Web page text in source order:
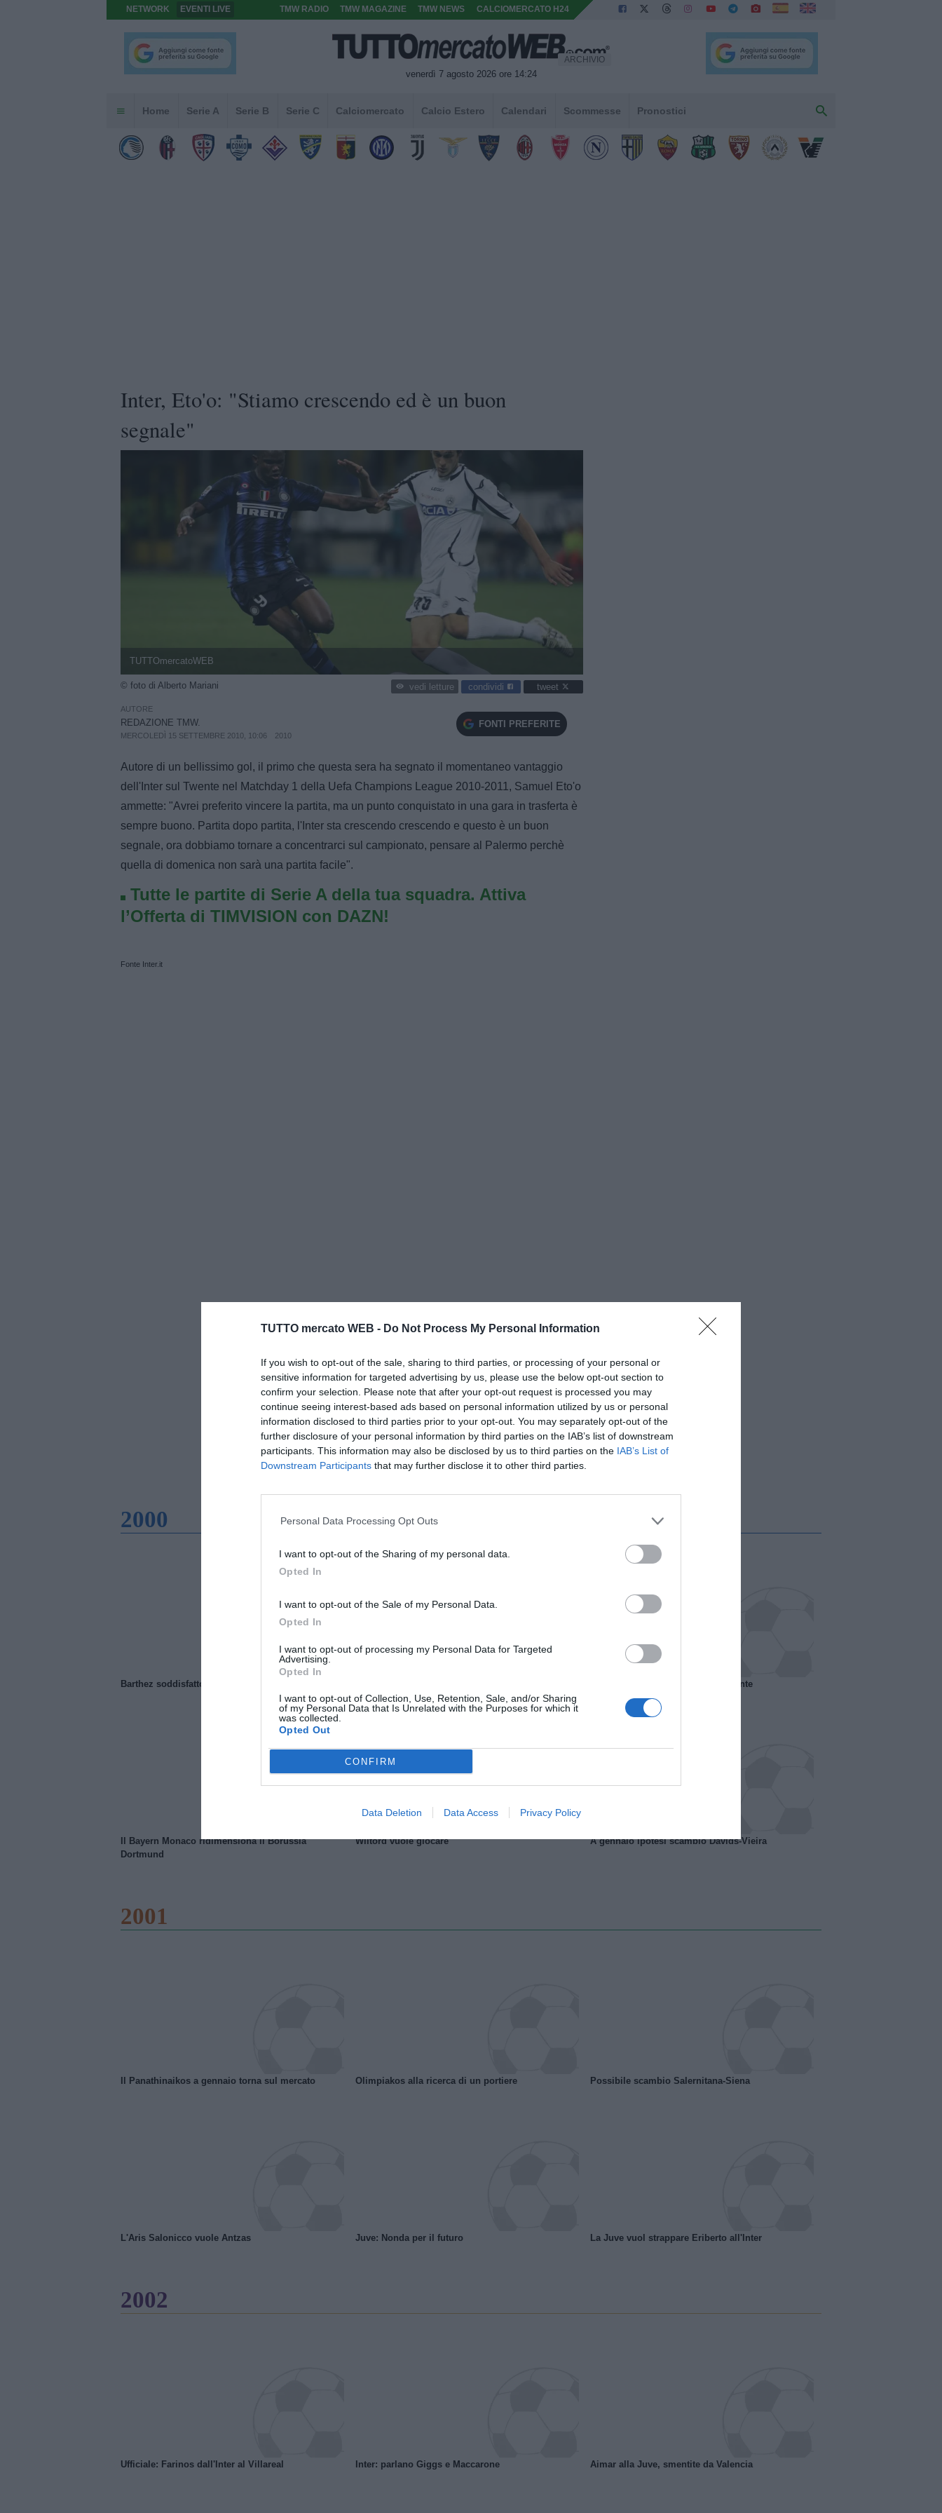
TUTTO mercato WEB - Do Not Process My Personal Information
If you wish to opt-out of the sale, sharing to third parties, or processing of your personal or
sensitive information for targeted advertising by us, please use the below opt-out section to
confirm your selection. Please note that after your opt-out request is processed you may
continue seeing interest-based ads based on personal information utilized by us or personal
information disclosed to third parties prior to your opt-out. You may separately opt-out of the
further disclosure of your personal information by third parties on the IAB’s list of downstream
participants. This information may also be disclosed by us to third parties on the IAB’s List of
Downstream Participants that may further disclose it to other third parties.
Personal Data Processing Opt Outs
I want to opt-out of the Sharing of my personal data.
Opted In
I want to opt-out of the Sale of my Personal Data.
Opted In
I want to opt-out of processing my Personal Data for Targeted
Advertising.
Opted In
I want to opt-out of Collection, Use, Retention, Sale, and/or Sharing
of my Personal Data that Is Unrelated with the Purposes for which it
was collected.
Opted Out
CONFIRM
Data Deletion Data Access Privacy Policy
NETWORK EVENTI LIVE TMW RADIO TMW MAGAZINE TMW NEWS CALCIOMERCATO H24
venerdì 7 agosto 2026 ore 14:24
ARCHIVIO
Home Serie A Serie B Serie C Calciomercato Calcio Estero Calendari Scommesse Pronostici
Inter, Eto'o: "Stiamo crescendo ed è un buon
segnale"
TUTTOmercatoWEB
© foto di Alberto Mariani vedi letture condividi tweet
AUTORE
REDAZIONE TMW.
MERCOLEDÌ 15 SETTEMBRE 2010, 10:06 2010
FONTI PREFERITE
Autore di un bellissimo gol, il primo che questa sera ha segnato il momentaneo vantaggio
dell'Inter sul Twente nel Matchday 1 della Uefa Champions League 2010-2011, Samuel Eto'o
ammette: "Avrei preferito vincere la partita, ma un punto conquistato in una gara in trasferta è
sempre buono. Partita dopo partita, l'Inter sta crescendo crescendo e questo è un buon
segnale, ora dobbiamo tornare a concentrarci sul campionato, pensare al Palermo perchè
quella di domenica non sarà una partita facile".
Tutte le partite di Serie A della tua squadra. Attiva
l’Offerta di TIMVISION con DAZN!
Fonte Inter.it
2000
Barthez soddisfatto del Manchester United Francia, il Marsiglia senza presidente
Il Bayern Monaco ridimensiona il Borussia
Dortmund
Wiltord vuole giocare A gennaio ipotesi scambio Davids-Vieira
2001
Il Panathinaikos a gennaio torna sul mercato Olimpiakos alla ricerca di un portiere Possibile scambio Salernitana-Siena
L'Aris Salonicco vuole Antzas Juve: Nonda per il futuro La Juve vuol strappare Eriberto all'Inter
2002
Ufficiale: Farinos dall'Inter al Villareal Inter: parlano Giggs e Maccarone Aimar alla Juve, smentite da Valencia